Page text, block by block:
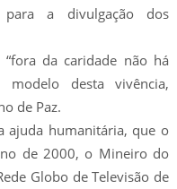
para a divulgação dos
da caridade não há
modelo desta vivência,
de Paz.
ajuda humanitária, que o
de 2000, o Mineiro do
Globo de Televisão de